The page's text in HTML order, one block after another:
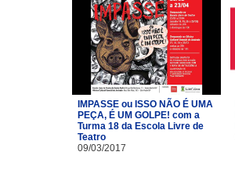
IMPASSE ou ISSO NÃO É UMA
PEÇA, É UM GOLPE! com a
Turma 18 da Escola Livre de
Teatro​
09/03/2017